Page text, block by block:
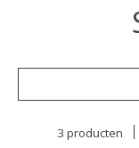
3 producten